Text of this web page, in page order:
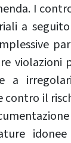
I
a
violazioni
a
contro il